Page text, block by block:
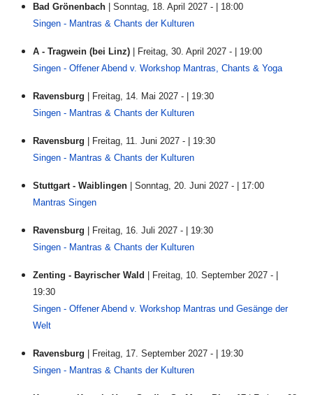
Bad Grönenbach | Sonntag, 18. April 2027 - | 18:00
Singen - Mantras & Chants der Kulturen
A - Tragwein (bei Linz) | Freitag, 30. April 2027 - | 19:00
Singen - Offener Abend v. Workshop Mantras, Chants & Yoga
Ravensburg | Freitag, 14. Mai 2027 - | 19:30
Singen - Mantras & Chants der Kulturen
Ravensburg | Freitag, 11. Juni 2027 - | 19:30
Singen - Mantras & Chants der Kulturen
Stuttgart - Waiblingen | Sonntag, 20. Juni 2027 - | 17:00
Mantras Singen
Ravensburg | Freitag, 16. Juli 2027 - | 19:30
Singen - Mantras & Chants der Kulturen
Zenting - Bayrischer Wald
| Freitag, 10. September 2027 - |
19:30
Singen - Offener Abend v. Workshop Mantras und Gesänge der
Welt
Ravensburg | Freitag, 17. September 2027 - | 19:30
Singen - Mantras & Chants der Kulturen